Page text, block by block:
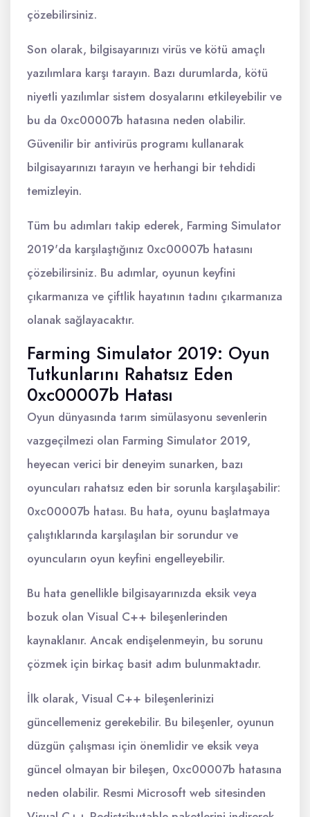
çözebilirsiniz.
Son olarak, bilgisayarınızı virüs ve kötü amaçlı
yazılımlara karşı tarayın. Bazı durumlarda, kötü
niyetli yazılımlar sistem dosyalarını etkileyebilir ve
bu da 0xc00007b hatasına neden olabilir.
Güvenilir bir antivirüs programı kullanarak
bilgisayarınızı tarayın ve herhangi bir tehdidi
temizleyin.
Tüm bu adımları takip ederek, Farming Simulator
2019'da karşılaştığınız 0xc00007b hatasını
çözebilirsiniz. Bu adımlar, oyunun keyfini
çıkarmanıza ve çiftlik hayatının tadını çıkarmanıza
olanak sağlayacaktır.
Farming Simulator 2019: Oyun
Tutkunlarını Rahatsız Eden
0xc00007b Hatası
Oyun dünyasında tarım simülasyonu sevenlerin
vazgeçilmezi olan Farming Simulator 2019,
heyecan verici bir deneyim sunarken, bazı
oyuncuları rahatsız eden bir sorunla karşılaşabilir:
0xc00007b hatası. Bu hata, oyunu başlatmaya
çalıştıklarında karşılaşılan bir sorundur ve
oyuncuların oyun keyfini engelleyebilir.
Bu hata genellikle bilgisayarınızda eksik veya
bozuk olan Visual C++ bileşenlerinden
kaynaklanır. Ancak endişelenmeyin, bu sorunu
çözmek için birkaç basit adım bulunmaktadır.
İlk olarak, Visual C++ bileşenlerinizi
güncellemeniz gerekebilir. Bu bileşenler, oyunun
düzgün çalışması için önemlidir ve eksik veya
güncel olmayan bir bileşen, 0xc00007b hatasına
neden olabilir. Resmi Microsoft web sitesinden